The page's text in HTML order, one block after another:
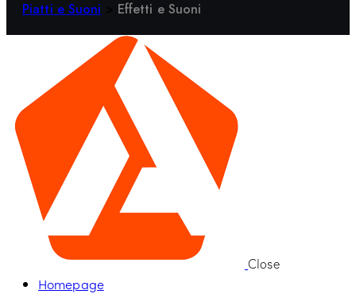
Piatti e Suoni Effetti e Suoni
Close
Homepage